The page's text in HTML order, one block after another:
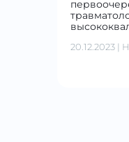
20.12.2023 |